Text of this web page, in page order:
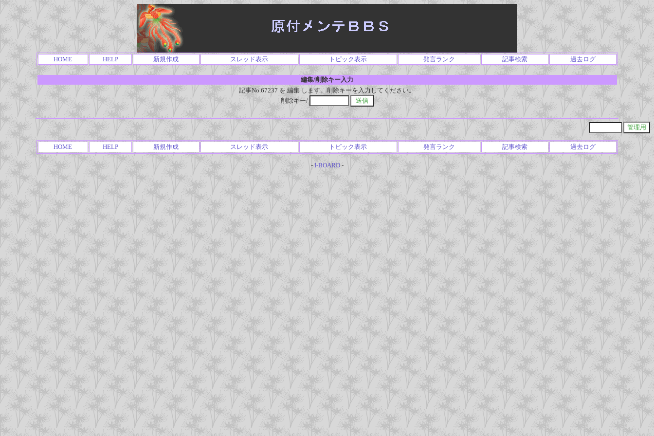
HOME HELP 新規作成 スレッド表示 トピック表示 発言ランク 記事検索 過去ログ
編集/削除キー入力
記事No.67237 を 編集 します。削除キーを入力してください。
削除キー/
HOME HELP 新規作成 スレッド表示 トピック表示 発言ランク 記事検索 過去ログ
- I-BOARD-